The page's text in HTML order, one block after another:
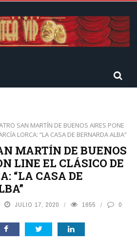
SAN MARTÍN DE BUENOS AIRES PONE
LORCA: “LA CASA DE BERNARDA ALBA”
MARTÍN DE BUENOS
LINE EL CLÁSICO DE
“LA CASA DE
JULIO 17, 2020 1655 0